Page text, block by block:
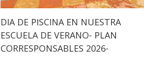
DIA DE PISCINA EN NUESTRA
ESCUELA DE VERANO- PLAN
CORRESPONSABLES 2026-